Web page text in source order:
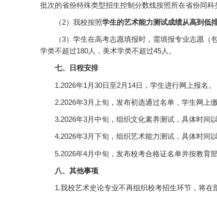
批次的省份特殊类型招生控制分数线按照所在省份同
（2）我校按照学生的艺术能力测试成绩从高到低
（3）学生在高考志愿填报时，需填报专业志愿
学类不超过180人，美术学类不超过45人。
七、日程安排
1.2026年1月30日至2月14日，学生进行网上报名。
2.2026年3月上旬，发布初选通过名单，学生网上
3.2026年3月中旬，组织文化素养测试，具体时间
4.2026年3月下旬，组织艺术能力测试，具体时间
5.2026年4月中旬，发布校考合格证名单并按教育
八、其他事项
1.我校艺术史论专业不再组织校考招生环节，将